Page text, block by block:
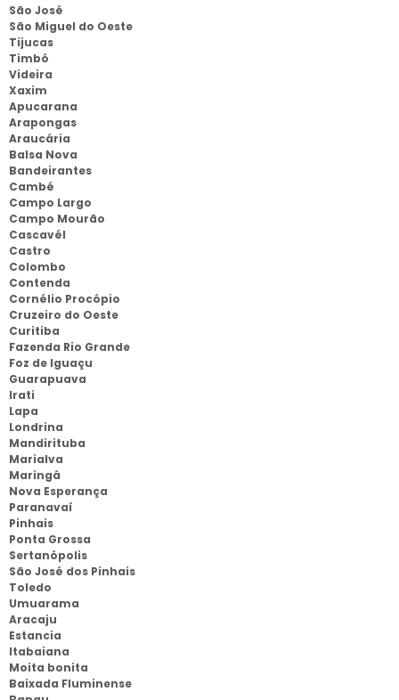
São José
São Miguel do Oeste
Tijucas
Timbó
Videira
Xaxim
Apucarana
Arapongas
Araucária
Balsa Nova
Bandeirantes
Cambé
Campo Largo
Campo Mourão
Cascavél
Castro
Colombo
Contenda
Cornélio Procópio
Cruzeiro do Oeste
Curitiba
Fazenda Rio Grande
Foz de Iguaçu
Guarapuava
Irati
Lapa
Londrina
Mandirituba
Marialva
Maringá
Nova Esperança
Paranavaí
Pinhais
Ponta Grossa
Sertanópolis
São José dos Pinhais
Toledo
Umuarama
Aracaju
Estancia
Itabaiana
Moita bonita
Baixada Fluminense